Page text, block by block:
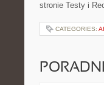
stronie Testy i
CATEGORIES: